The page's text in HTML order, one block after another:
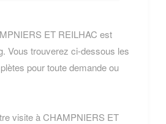
ET REILHAC est
Vous trouverez ci-dessous les
pour toute demande ou
visite à CHAMPNIERS ET